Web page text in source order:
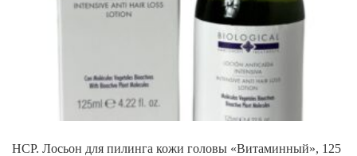
HCP. Лосьон для пилинга кожи головы «Витаминный», 125